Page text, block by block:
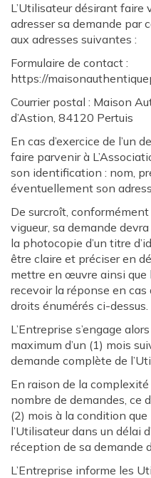
L’Utilisateur désirant faire
adresser sa demande par
aux adresses suivantes :
Formulaire de contact :
https://
Courrier postal : Maison
d’Astion, 84120 Pertuis
En cas d’exercice de l’un
faire parvenir à
son identification : nom,
éventuellement son
De surcroît,
vigueur, sa demande
la photocopie d’un titre
être claire et préciser en
mettre en œuvre ainsi que
recevoir la réponse en cas
droits énumérés ci-dessus.
L’Entreprise s’engage
maximum d’un (1) mois
demande complète de
En raison de la
nombre de demandes, ce
(2) mois à la condition que
l’Utilisateur dans un délai
réception de sa demande
L’Entreprise informe les